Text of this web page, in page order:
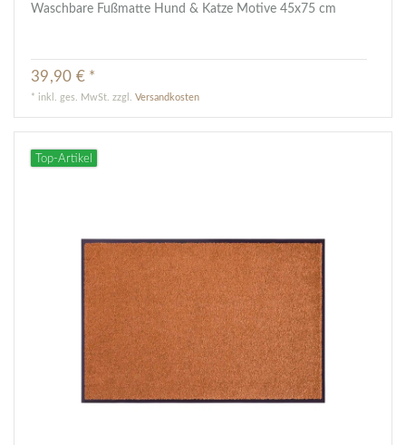
Waschbare Fußmatte Hund & Katze Motive 45x75 cm
39,90 € *
* inkl. ges. MwSt. zzgl.Versandkosten
Top-Artikel